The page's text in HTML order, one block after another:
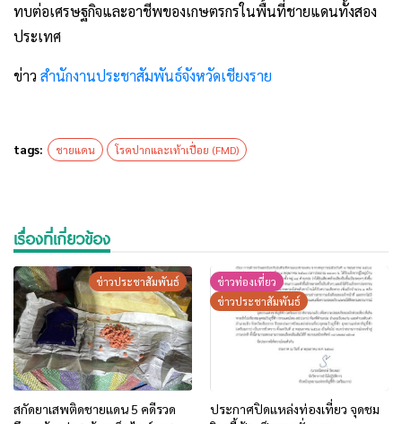
ทบต่อเศรษฐกิจและอาชีพของเกษตรกรในพื้นที่ชายแดนทั้งสอง
ประเทศ
ข่าว สำนักงานประชาสัมพันธ์จังหวัดเชียงราย
tags: ชายแดน โรคปากและเท้าเปื่อย (FMD)
เรื่องที่เกี่ยวข้อง
ข่าวประชาสัมพันธ์
สกัดยาเสพติดชายแดน 5 คดีรวด
ข่าวท่องเที่ยว
ข่าวประชาสัมพันธ์
ประกาศปิดแหล่งท่องเที่ยว จุดชม